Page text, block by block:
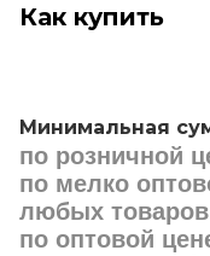
Как купить
Минимальная
по розничной
по мелко
любых
по оптовой